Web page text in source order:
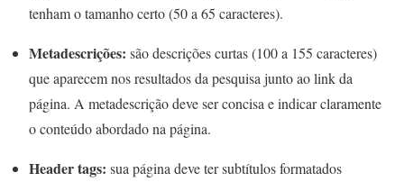
tenham o tamanho certo (50 a 65 caracteres).
Metadescrições: são descrições curtas (100 a 155 caracteres)
que aparecem nos resultados da pesquisa junto ao link da
página. A metadescrição deve ser concisa e indicar claramente
o conteúdo abordado na página.
Header tags: sua página deve ter subtítulos formatados